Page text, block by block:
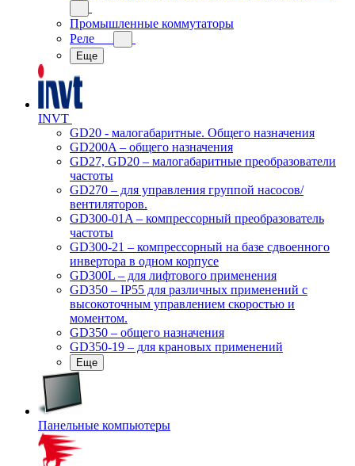
Промышленные коммутаторы
Реле
Еще
INVT
GD20 - малогабаритные. Общего назначения
GD200A – общего назначения
GD27, GD20 – малогабаритные преобразователи
частоты
GD270 – для управления группой насосов/
вентиляторов.
GD300-01A – компрессорный преобразователь
частоты
GD300-21 – компрессорный на базе сдвоенного
инвертора в одном корпусе
GD300L – для лифтового применения
GD350 – IP55 для различных применений с
высокоточным управлением скоростью и
моментом.
GD350 – общего назначения
GD350-19 – для крановых применений
Еще
Панельные компьютеры